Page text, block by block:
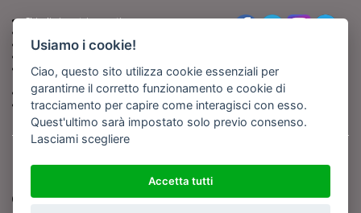
Chiedi ai nostri esperti
Fai pubblicità con noi
Iscriviti al nostro corso di
giornalismo
Compra i nostri libri
Entra in Barinedita Map
Copyright BARIREPORT s.a.s. All rights reserved - Tutte le fotografie recanti il
logo di Barinedita sono state commissionate da BARIREPORT s.a.s. che ne
detiene i Diritti d'Autore e sono state prodotte nell'anno 2012 e seguenti
(tranne che non vi sia uno specifico anno di scatto riportato)
Usiamo i cookie!
Ciao, questo sito utilizza cookie essenziali per
garantirne il corretto funzionamento e cookie di
tracciamento per capire come interagisci con esso.
Quest'ultimo sarà impostato solo previo consenso.
Lasciami scegliere
Accetta tutti